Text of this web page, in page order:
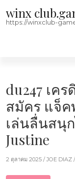
winx
https://winxclub-
du247 เคร
สมัคร แจ็
เล่นลื่นสนุ
Justine
2 ตุลาคม 2025 /JOE DIAZ